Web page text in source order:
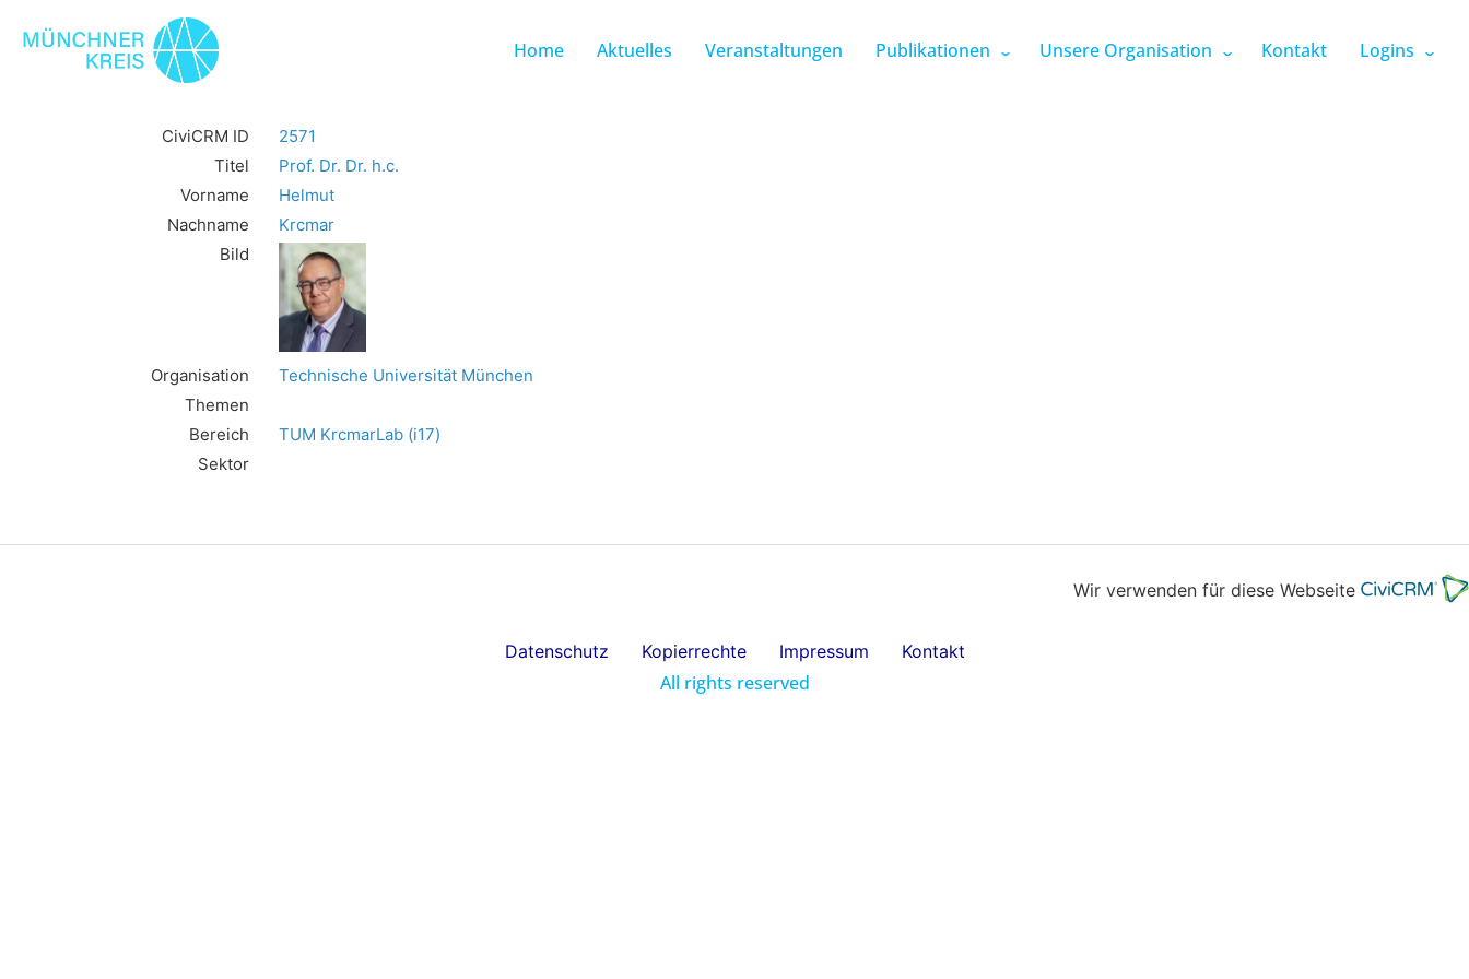
Home Aktuelles Veranstaltungen Publikationen Unsere Organisation Kontakt Logins
CiviCRM ID
2571
Titel
Prof. Dr. Dr. h.c.
Vorname
Helmut
Nachname
Krcmar
Bild
Organisation
Technische Universität München
Themen
Bereich
TUM KrcmarLab (i17)
Sektor
Wir verwenden für diese Webseite
Datenschutz Kopierrechte Impressum Kontakt
All rights reserved